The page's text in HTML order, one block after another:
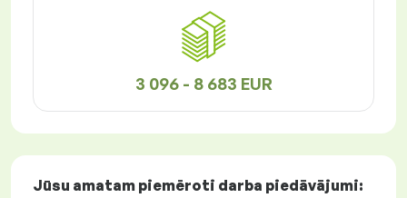
3 096 - 8 683 EUR
Jūsu amatam piemēroti darba piedāvājumi: